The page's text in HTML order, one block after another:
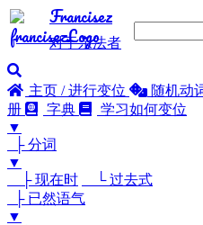
Francisez
对于亲法者
主页 / 进行变位 随机动
册
字典
学习如何变位
▼
├ 分词
▼
├ 现在时
└ 过去式
├ 已然语气
▼